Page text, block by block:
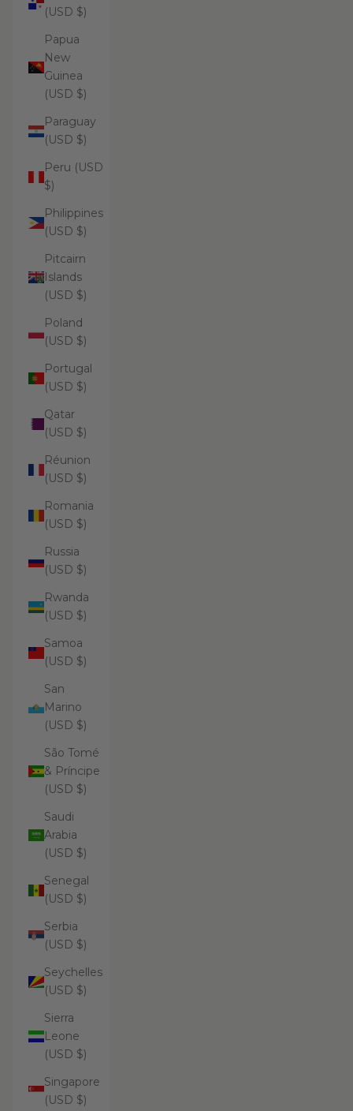
(USD $)
Papua
New
Guinea
(USD $)
Paraguay
(USD $)
Peru (USD
$)
Philippines
(USD $)
Pitcairn
Islands
(USD $)
Poland
(USD $)
Portugal
(USD $)
Qatar
(USD $)
Réunion
(USD $)
Romania
(USD $)
Russia
(USD $)
Rwanda
(USD $)
Samoa
(USD $)
San
Marino
(USD $)
São Tomé
& Príncipe
(USD $)
Saudi
Arabia
(USD $)
Senegal
(USD $)
Serbia
(USD $)
Seychelles
(USD $)
Sierra
Leone
(USD $)
Singapore
(USD $)